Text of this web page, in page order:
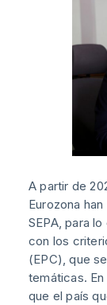
A partir de
Eurozona
SEPA, para
con los
(EPC), que
temáticas.
que el país